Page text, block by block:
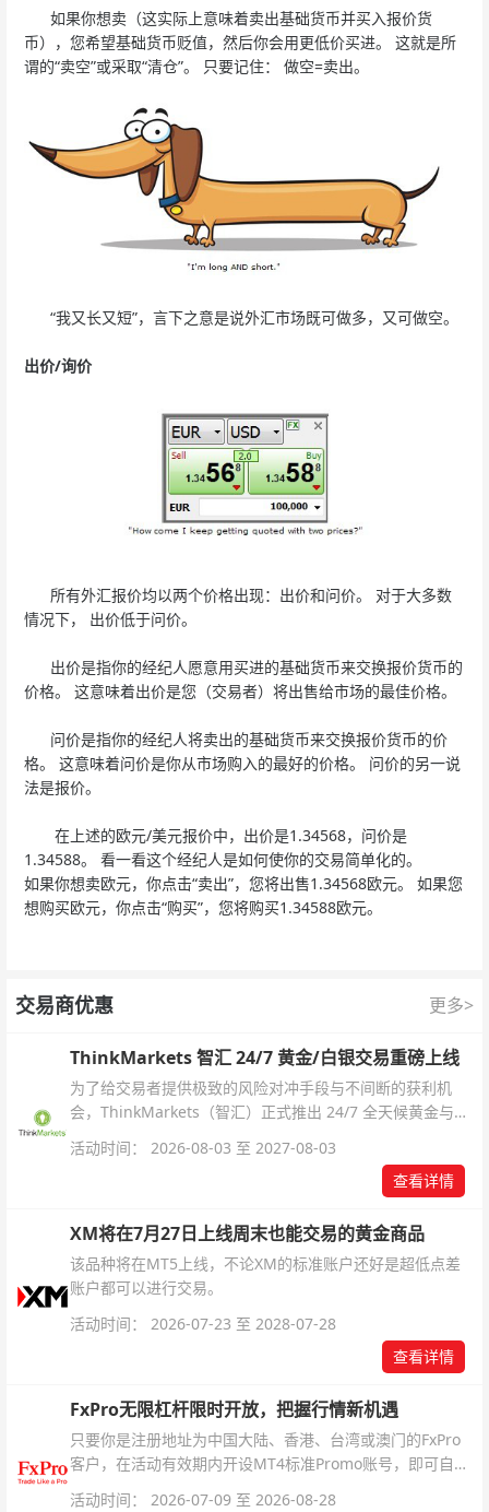
如果你想卖（这实际上意味着卖出基础货币并买入报价货
币），您希望基础货币贬值，然后你会用更低价买进。 这就是所
谓的“卖空”或采取“清仓”。 只要记住： 做空=卖出。
“我又长又短”，言下之意是说外汇市场既可做多，又可做空。
出价/询价
所有外汇报价均以两个价格出现：出价和问价。 对于大多数
情况下， 出价低于问价。
出价是指你的经纪人愿意用买进的基础货币来交换报价货币的
价格。 这意味着出价是您（交易者）将出售给市场的最佳价格。
问价是指你的经纪人将卖出的基础货币来交换报价货币的价
格。 这意味着问价是你从市场购入的最好的价格。 问价的另一说
法是报价。
在上述的欧元/美元报价中，出价是1.34568，问价是
1.34588。 看一看这个经纪人是如何使你的交易简单化的。
如果你想卖欧元，你点击“卖出”，您将出售1.34568欧元。 如果您
想购买欧元，你点击“购买”，您将购买1.34588欧元。
交易商优惠 更多>
ThinkMarkets 智汇 24/7 黄金/白银交易重磅上线
为了给交易者提供极致的风险对冲手段与不间断的获利机
会，ThinkMarkets（智汇）正式推出 24/7 全天候黄金与白
银交易！本文将为您详细拆解本次升级的核心交易品种、杠
杆配置、支持软件及交易细则。
活动时间： 2026-08-03 至 2027-08-03
查看详情
XM将在7月27日上线周末也能交易的黄金商品
该品种将在MT5上线，不论XM的标准账户还好是超低点差
账户都可以进行交易。
活动时间： 2026-07-23 至 2028-07-28
查看详情
FxPro无限杠杆限时开放，把握行情新机遇
只要你是注册地址为中国大陆、香港、台湾或澳门的FxPro
客户，在活动有效期内开设MT4标准Promo账号，即可自动
解锁无限倍杠杆福利，无需额外复杂操作。
活动时间： 2026-07-09 至 2026-08-28